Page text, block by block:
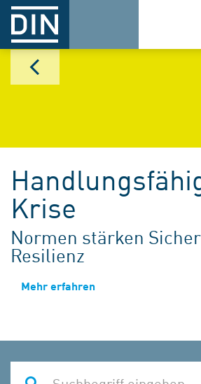
Krise
Normen stärken
Resilienz
Mehr erfahren